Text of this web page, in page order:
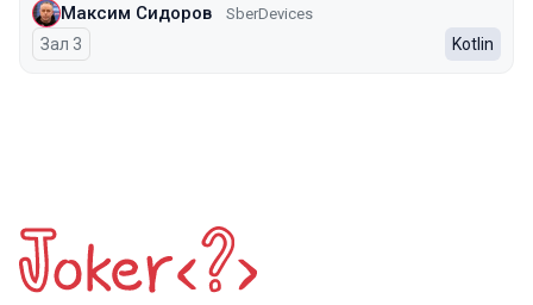
Максим Сидоров SberDevices
Зал 3 Kotlin